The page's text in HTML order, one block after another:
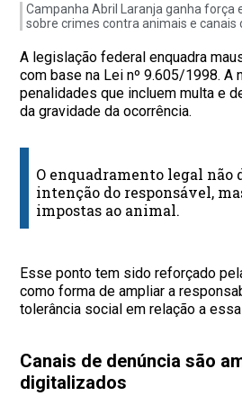
Campanha Abril Laranja ganha força
sobre crimes contra animais e canais
A legislação federal enquadra
com base na Lei nº 9.605/1998. A
penalidades que incluem multa e
da gravidade da ocorrência.
O enquadramento legal não
intenção do responsável,
impostas ao animal.
Esse ponto tem sido reforçado
como forma de ampliar a
tolerância social em relação a
Canais de denúncia são
digitalizados